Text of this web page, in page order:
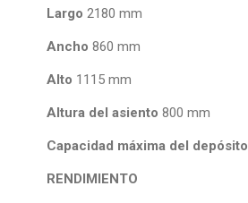
Largo 2180 mm
Ancho 860 mm
Alto 1115 mm
Altura del asiento 800 mm
Capacidad máxima del depósito
RENDIMIENTO